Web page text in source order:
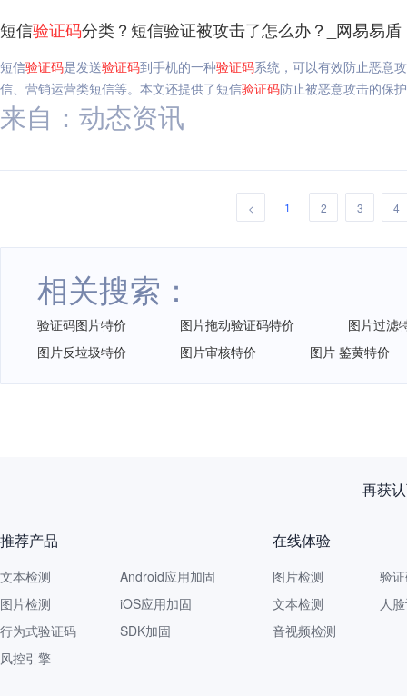
短信验证码分类？短信验证被攻击了怎么办？_网易易盾
短信验证码是发送验证码到手机的一种验证码系统，可以有效防止恶意
信、营销运营类短信等。本文还提供了短信验证码防止被恶意攻击的保
来自：动态资讯
< 1 2 3 4
相关搜索：
验证码图片特价 图片拖动验证码特价
图片过滤
图片反垃圾特价
图片审核特价 图片 鉴黄特价
再获
推荐产品
文本检测
图片检测
行为式验证码
风控引擎
Android应用加固
iOS应用加固
SDK加固
在线体验
图片检测
文本检测
音视频检测
验
人